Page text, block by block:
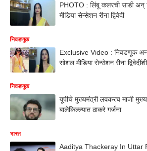
PHOTO : लिंबू कलरची साडी अन्
मीडिया सेन्सेशन रीना द्विवेदी
निवडणूक
Exclusive Video : निवडणूक अन्
सोशल मीडिया सेन्सेशन रीना
निवडणूक
यूपीचे मुख्यमंत्री लवकरच माजी
बालेकिल्ल्यात ठाकरे गर्जना
भारत
Aaditya Thackeray In Uttar